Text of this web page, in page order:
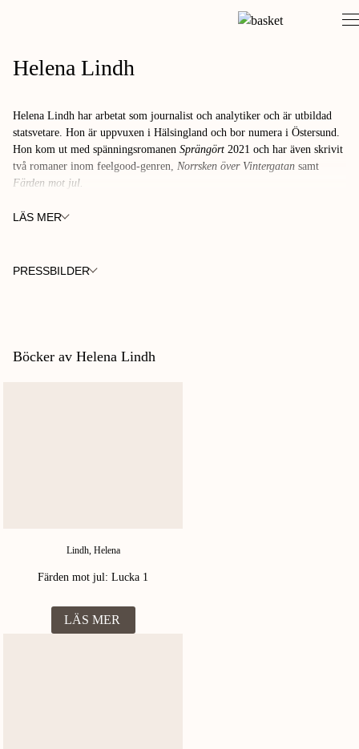
Helena Lindh
Helena Lindh har arbetat som journalist och analytiker och är utbildad
statsvetare. Hon är uppvuxen i Hälsingland och bor numera i Östersund.
Hon kom ut med spänningsromanen Sprängört 2021 och har även skrivit
två romaner inom feelgood-genren, Norrsken över Vintergatan samt
Färden mot jul.
LÄS MER
PRESSBILDER
Böcker av Helena Lindh
Lindh, Helena
Färden mot jul: Lucka 1
LÄS MER